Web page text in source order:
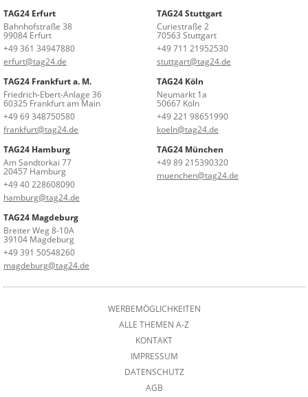
TAG24 Erfurt
Bahnhofstraße 38
99084 Erfurt
+49 361 34947880
erfurt@tag24.de
TAG24 Stuttgart
Curiestraße 2
70563 Stuttgart
+49 711 21952530
stuttgart@tag24.de
TAG24 Frankfurt a. M.
Friedrich-Ebert-Anlage 36
60325 Frankfurt am Main
+49 69 348750580
frankfurt@tag24.de
TAG24 Köln
Neumarkt 1a
50667 Köln
+49 221 98651990
koeln@tag24.de
TAG24 Hamburg
Am Sandtorkai 77
20457 Hamburg
+49 40 228608090
hamburg@tag24.de
TAG24 München
+49 89 215390320
muenchen@tag24.de
TAG24 Magdeburg
Breiter Weg 8-10A
39104 Magdeburg
+49 391 50548260
magdeburg@tag24.de
WERBEMÖGLICHKEITEN
ALLE THEMEN A-Z
KONTAKT
IMPRESSUM
DATENSCHUTZ
AGB